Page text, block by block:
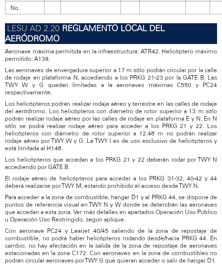
No.
REGLAMENTO LOCAL DEL
AERÓDROMO
Aeronave máxima permitida en la infraestructura: ATR42. Helicóptero máximo
permitido: A139.
Las aeronaves de envergadura superior a 17 m sólo podrán circular por la calle
de rodaje en plataforma N, accediendo a los PRKG 21-23 por la GATE B. Las
TWY W y G quedan limitadas a la aeronaves máximas C550 y PC24
respectivamente.
Los helicópteros podrán realizar rodaje aéreo y terrestre en las calles de rodaje
del aeródromo. Los helicópteros con diámetro de rotor superior a 13 m sólo
podrán realizar rodaje aéreo por las calles de rodaje en plataforma E y N. En N
sólo se podrá realizar rodaje aéreo para acceder a los PRKG 21 y 22. Los
helicópteros con diámetro de rotor superior a 12.46 m no podrán realizar
rodaje aéreo por TWY W y G. La TWY I es de uso exclusivo de helicópteros y
está limitada al H146.
Los helicópteros que accedan a los PRKG 21 y 22 deberán rodar por TWY N
accediendo por GATE B.
El rodaje aéreo de helicópteros para acceder a los PRKG 31-32, 40-42 y 44
deberá realizarse por TWY M, estando prohibido el acceso desde TWY N.
Para acceder a la zona de combustible, hangar D1 y al PRKG 44, se dispone de
puntos de referencia visual en TWY N y W donde se detendrán las aeronaves
que accedan a esta zona. Ver más detalles en apartados Operación Uso Público
u Operación Uso Restringido, según aplique.
Con aeronave PC24 y Learjet 40/45 saliendo de la zona de repostaje de
combustible, no podrá haber helicópteros rodando desde/hacia PRKG 44. En
cambio, no hay afectación en la salida de la zona de repostaje de aeronaves
estacionadas en la zona C172. Con aeronaves en la zona de combustibles no
podrán circular aeronaves por TWY G que quieran acceder o salir de hangar D1.